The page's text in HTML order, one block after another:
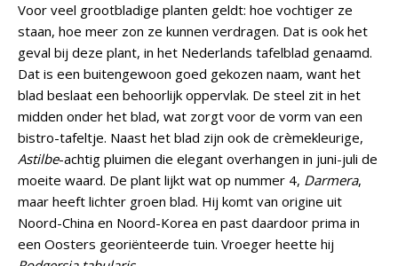
Voor veel grootbladige planten geldt: hoe vochtiger ze
staan, hoe meer zon ze kunnen verdragen. Dat is ook het
geval bij deze plant, in het Nederlands tafelblad genaamd.
Dat is een buitengewoon goed gekozen naam, want het
blad beslaat een behoorlijk oppervlak. De steel zit in het
midden onder het blad, wat zorgt voor de vorm van een
bistro-tafeltje. Naast het blad zijn ook de crèmekleurige,
Astilbe-achtig pluimen die elegant overhangen in juni-juli de
moeite waard. De plant lijkt wat op nummer 4, Darmera,
maar heeft lichter groen blad. Hij komt van origine uit
Noord-China en Noord-Korea en past daardoor prima in
een Oosters georiënteerde tuin. Vroeger heette hij